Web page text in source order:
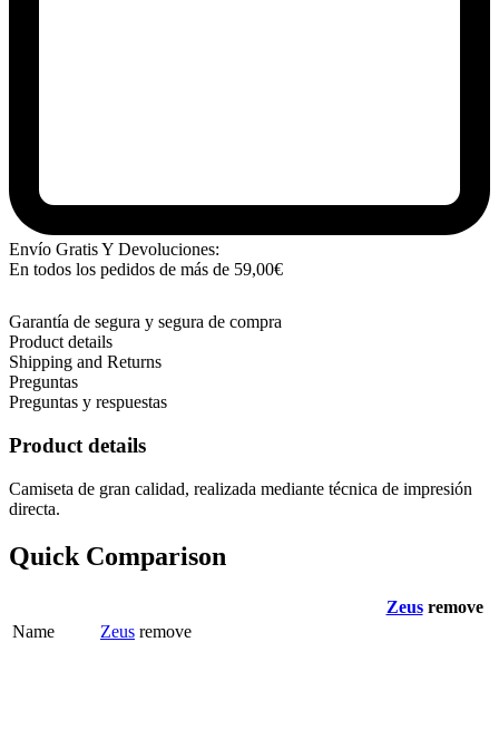
Envío Gratis Y Devoluciones:
En todos los pedidos de más de 59,00€
Garantía de segura y segura de compra
Product details
Shipping and Returns
Preguntas
Preguntas y respuestas
Product details
Camiseta de gran calidad, realizada mediante técnica de impresión
directa.
Quick Comparison
Zeus remove
Name
Zeus remove